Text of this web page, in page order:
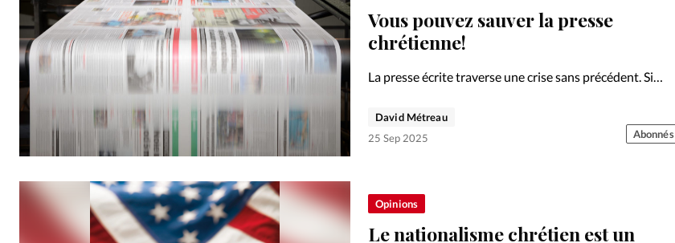
Vous pouvez sauver la presse
chrétienne!
La presse écrite traverse une crise sans précédent. Si
encourageons à le faire vivre!
David Métreau
25 Sep 2025
Abonnés
Opinions
Le nationalisme chrétien est un